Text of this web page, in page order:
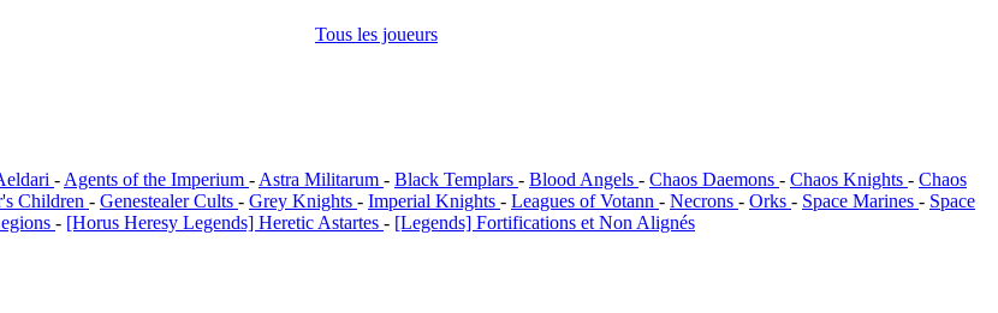
Tous les joueurs
-Agents of the Imperium -Astra Militarum - Black Templars - Blood Angels - Chaos Daemons - Chaos Knights - Chaos
Children - Genestealer Cults - Grey Knights - Imperial Knights - Leagues of Votann - Necrons - Orks - Space Marines - Space
- [Horus Heresy Legends] Heretic Astartes - [Legends] Fortifications et Non Alignés